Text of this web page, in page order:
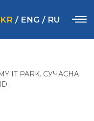
/ ENG / RU
IT PARK. СУЧАСНА